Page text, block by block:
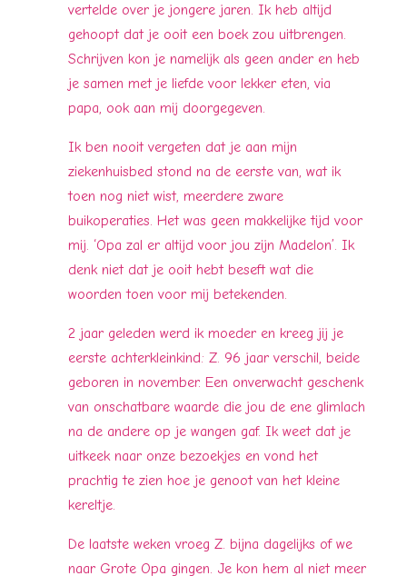
vertelde over je jongere jaren. Ik heb altijd
gehoopt dat je ooit een boek zou uitbrengen.
Schrijven kon je namelijk als geen ander en heb
je samen met je liefde voor lekker eten, via
papa, ook aan mij doorgegeven.
Ik ben nooit vergeten dat je aan mijn
ziekenhuisbed stond na de eerste van, wat ik
toen nog niet wist, meerdere zware
buikoperaties. Het was geen makkelijke tijd voor
mij. ‘Opa zal er altijd voor jou zijn Madelon’. Ik
denk niet dat je ooit hebt beseft wat die
woorden toen voor mij betekenden.
2 jaar geleden werd ik moeder en kreeg jij je
eerste achterkleinkind: Z. 96 jaar verschil, beide
geboren in november. Een onverwacht geschenk
van onschatbare waarde die jou de ene glimlach
na de andere op je wangen gaf. Ik weet dat je
uitkeek naar onze bezoekjes en vond het
prachtig te zien hoe je genoot van het kleine
kereltje.
De laatste weken vroeg Z. bijna dagelijks of we
naar Grote Opa gingen. Je kon hem al niet meer